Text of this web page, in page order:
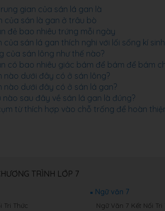
gian của sán lá gan là
của sán là gan ở trâu bò
đẻ bao nhiêu trứng mỗi ngày
của sán lá gan thích nghi với lối sống kí
của sán lông như thế nào?
có bao nhiêu giác bám để bám để bám
nào dưới đây có ở sán lông?
nào dưới đây có ở sán lá gan?
nào sau đây về sán lá gan là đúng?
từ thích hợp vào chỗ trống để hoàn
TRÌNH LỚP 7
Tri Thức
Ngữ văn 7
Ngữ Văn 7 Kết Nối Tri